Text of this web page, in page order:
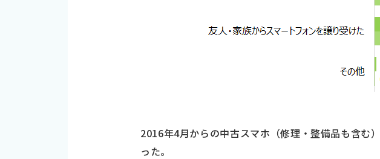
2016年4月からの中古スマホ（修理・整備品も含む
った。